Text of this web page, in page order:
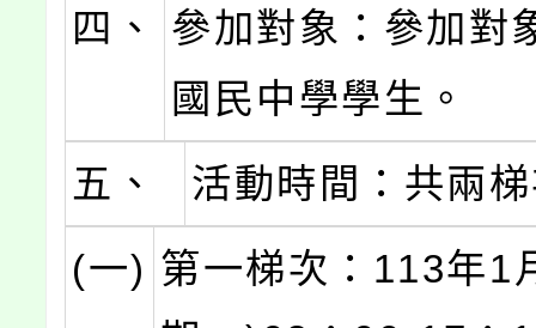
四、
參加對象：參加對
國民中學學生。
五、
活動時間：共兩
(一) 第一梯次：113年1